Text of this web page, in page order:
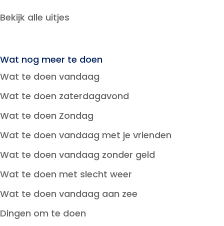
Bekijk alle uitjes
Wat nog meer te doen
Wat te doen vandaag
Wat te doen zaterdagavond
Wat te doen Zondag
Wat te doen vandaag met je vrienden
Wat te doen vandaag zonder geld
Wat te doen met slecht weer
Wat te doen vandaag aan zee
Dingen om te doen